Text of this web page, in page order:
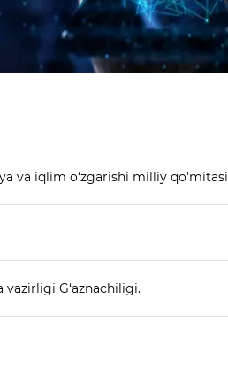
va iqlim o‘zgarishi milliy qo'mitasi
vazirligi G‘aznachiligi.